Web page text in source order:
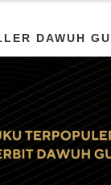
DAWUH